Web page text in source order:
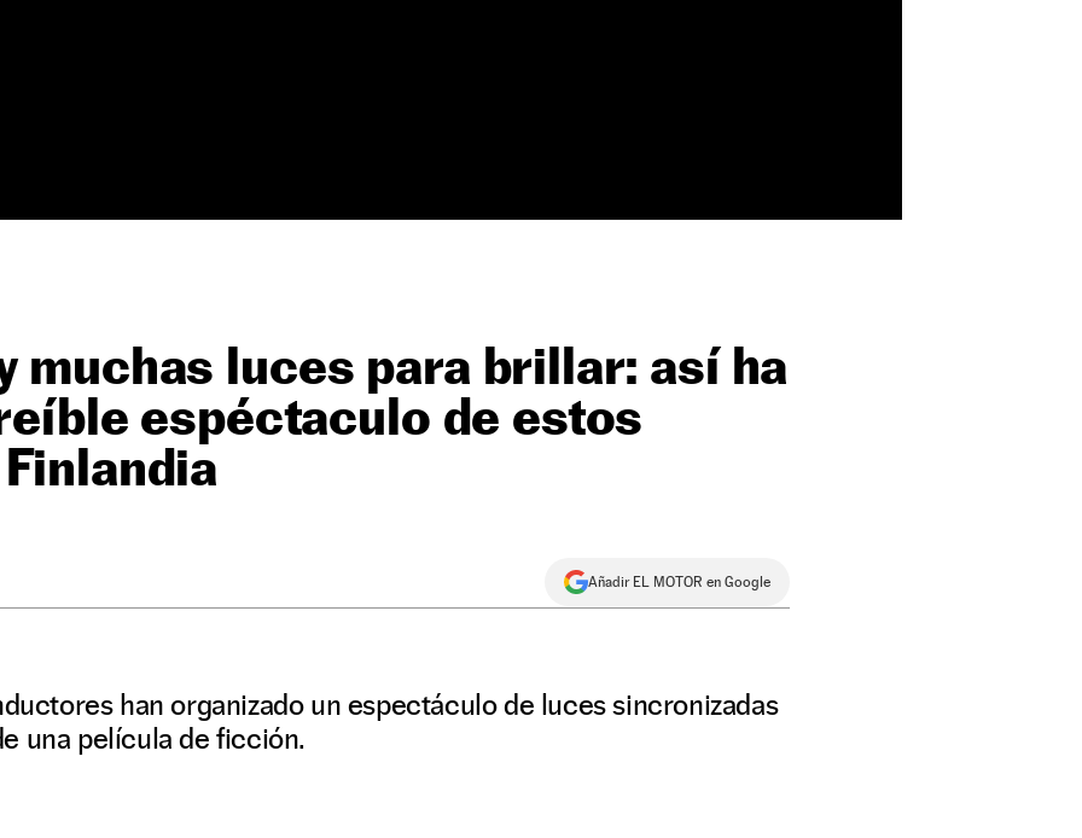
muchas luces para brillar: así ha
espéctaculo de estos
Añadir EL MOTOR en Google
han organizado un espectáculo de luces sincronizadas
una película de ficción.